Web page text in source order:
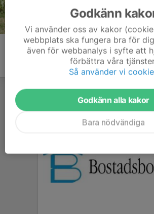
Godkänn
Vi använder oss av kakor
webbplats ska fungera bra för
även för webbanalys i syfte att
förbättra våra
Så använder vi
Godkänn alla kakor
Bara nödvändiga